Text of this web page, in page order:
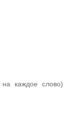
каждое слово)